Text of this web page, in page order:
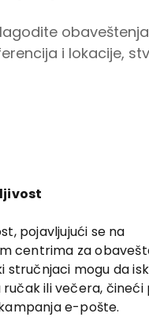
i lokacije,
pojavljujući se na
centrima za
stručnjaci mogu da
ili večera, čineći
e-pošte.